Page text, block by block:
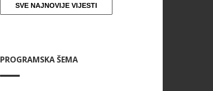
SVE NAJNOVIJE VIJESTI
PROGRAMSKA ŠEMA